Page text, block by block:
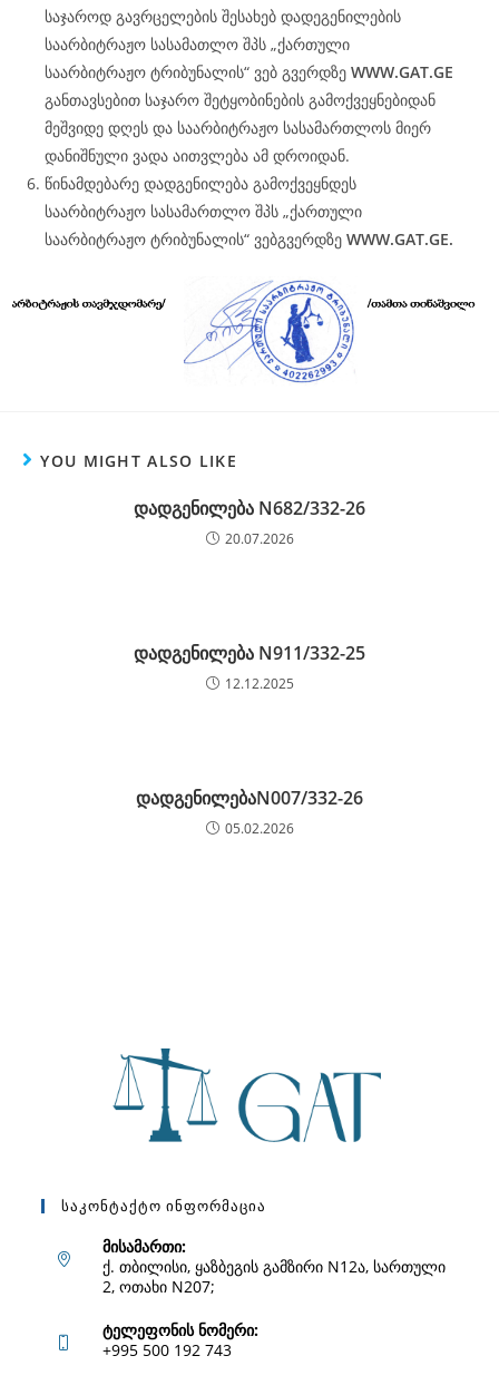
საჯაროდ გავრცელების შესახებ დადეგენილების
საარბიტრაჟო სასამათლო შპს „ქართული
საარბიტრაჟო ტრიბუნალის“ ვებ გვერდზე WWW.GAT.GE
განთავსებით საჯარო შეტყობინების გამოქვეყნებიდან
მეშვიდე დღეს და საარბიტრაჟო სასამართლოს მიერ
დანიშნული ვადა აითვლება ამ დროიდან.
წინამდებარე დადგენილება გამოქვეყნდეს
საარბიტრაჟო სასამართლო შპს „ქართული
საარბიტრაჟო ტრიბუნალის“ ვებგვერდზე WWW.GAT.GE.
YOU MIGHT ALSO LIKE
დადგენილება N682/332-26
20.07.2026
დადგენილება N911/332-25
12.12.2025
დადგენილებაN007/332-26
05.02.2026
Საკონტაქტო Ინფორმაცია
მისამართი:
ქ. თბილისი, ყაზბეგის გამზირი N12ა, სართული
2, ოთახი N207;
ტელეფონის ნომერი:
+995 500 192 743